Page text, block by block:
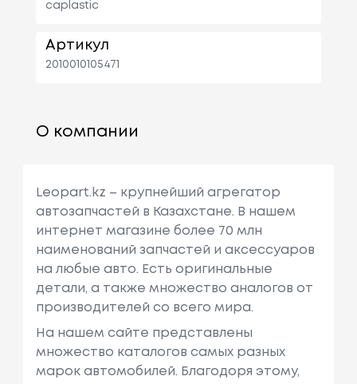
caplastic
Артикул
2010010105471
О компании
Leopart.kz – крупнейший агрегатор
автозапчастей в Казахстане. В нашем
интернет магазине более 70 млн
наименований запчастей и аксессуаров
на любые авто. Есть оригинальные
детали, а также множество аналогов от
производителей со всего мира.
На нашем сайте представлены
множество каталогов самых разных
марок автомобилей. Благодоря этому,